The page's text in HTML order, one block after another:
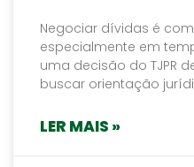
Negociar dívidas é
especialmente em
uma decisão do TJPR
buscar orientação
LER MAIS »